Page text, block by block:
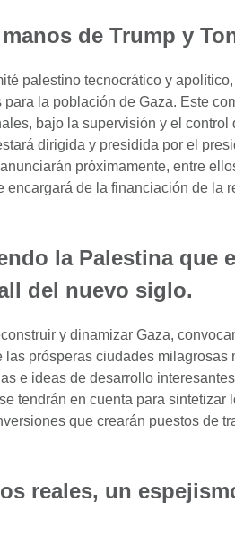
de Trump y
palestino tecnocrático y
la población de Gaza. Este
bajo la supervisión y el control
dirigida y presidida por el
próximamente, entre
encargará de la financiación de la
la Palestina que
del nuevo siglo.
y dinamizar Gaza,
prósperas ciudades milagrosas
e ideas de desarrollo
tendrán en cuenta para sintetizar
que crearán puestos de
reales, un